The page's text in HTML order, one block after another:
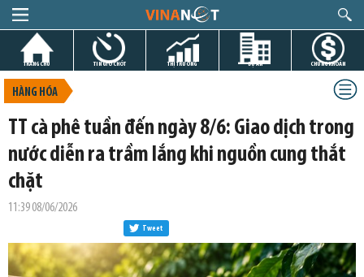
TRANG CHỦ TIN GIỜ CHÓT THỊ TRƯỜNG DỰ ÁN CHỨNG KHOÁN
HÀNG HÓA
TT cà phê tuần đến ngày 8/6: Giao dịch trong
nước diễn ra trầm lắng khi nguồn cung thắt
chặt
11:39 08/06/2026
Tweet